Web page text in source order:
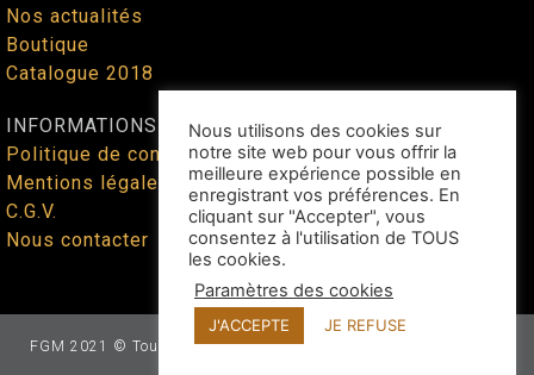
Nos actualités
Boutique
Catalogue 2018
INFORMATIONS
Politique de confidentialité
Mentions légales
C.G.V.
Nous contacter
FGM 2021 © Tous droits réservés - Site web façonné par
Nous utilisons des cookies sur
notre site web pour vous offrir la
meilleure expérience possible en
enregistrant vos préférences. En
cliquant sur "Accepter", vous
consentez à l'utilisation de TOUS
les cookies.
Paramètres des cookies
J'ACCEPTE JE REFUSE